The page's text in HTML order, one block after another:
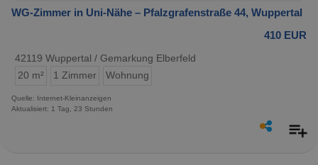
WG-Zimmer in Uni-Nähe – Pfalzgrafenstraße 44, Wuppertal
410 EUR
42119 Wuppertal / Gemarkung Elberfeld
20 m²
1 Zimmer Wohnung
Quelle: Internet-Kleinanzeigen
Aktualisiert: 1 Tag, 23 Stunden